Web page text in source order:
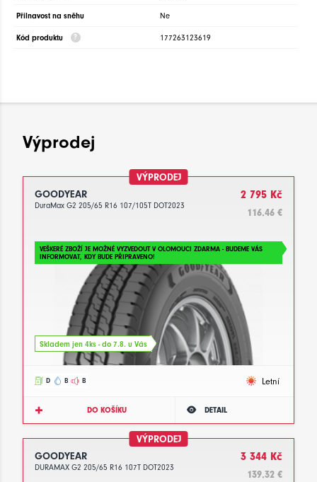
Přilnavost na sněhu Ne
Kód produktu 177263123619
Výprodej
VÝPRODEJ
GOODYEAR
DuraMax G2 205/65 R16 107/105T DOT2023
2 795 Kč
116.46 €
VEŠKERÉ ZBOŽÍ JE MOŽNÉ VYZVEDOUT V OLOMOUCI ZDARMA - BUDEME VÁS
INFORMOVAT, KDY BUDE PŘIPRAVENO!
Skladem jen 4ks - do 7.8. u Vás
D B B Letní
DO KOŠÍKU DETAIL
VÝPRODEJ
GOODYEAR
DURAMAX G2 205/65 R16 107T DOT2023
3 344 Kč
139.32 €